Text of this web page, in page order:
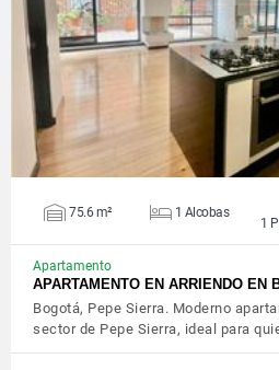
VER
75.6 m² 1 Alcobas
1
Apartamento
APARTAMENTO EN ARRIENDO EN
Bogotá, Pepe Sierra. Moderno
sector de Pepe Sierra, ideal para